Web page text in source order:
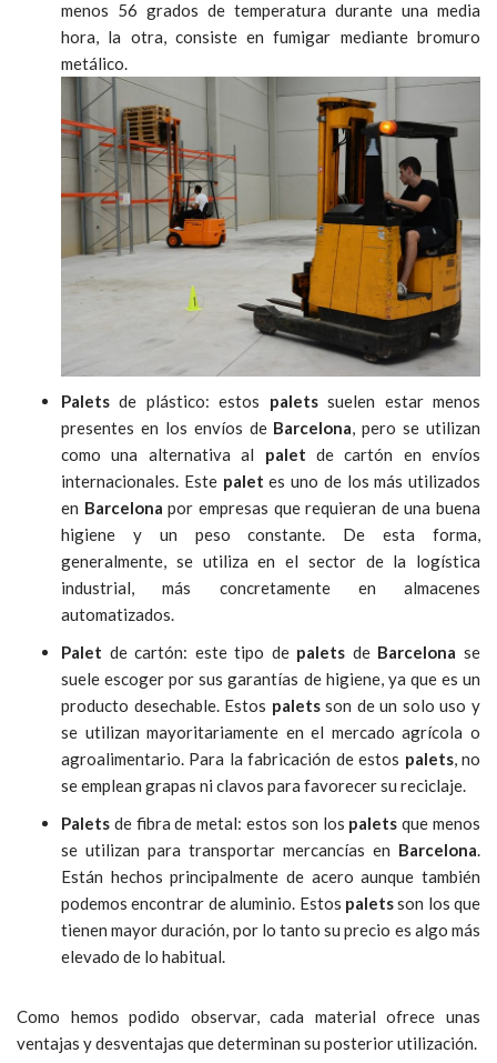
menos 56 grados de temperatura durante una media
hora, la otra, consiste en fumigar mediante bromuro
metálico.
Palets de plástico: estos paletssuelen estar menos
presentes en los envíos de Barcelona, pero se utilizan
como una alternativa al palet de cartón en envíos
internacionales. Este palet es uno de los más utilizados
en Barcelona por empresas que requieran de una buena
higiene y un peso constante. De esta forma,
generalmente, se utiliza en el sector de la logística
industrial, más concretamente en almacenes
automatizados.
Palet de cartón: este tipo de palets de Barcelona se
suele escoger por sus garantías de higiene, ya que es un
producto desechable. Estos paletsson de un solo uso y
se utilizan mayoritariamente en el mercado agrícola o
agroalimentario. Para la fabricación de estos palets, no
se emplean grapas ni clavos para favorecer su reciclaje.
Palets de fibra de metal: estos son los palets que menos
se utilizan para transportar mercancías en Barcelona.
Están hechos principalmente de acero aunque también
podemos encontrar de aluminio. Estos paletsson los que
tienen mayor duración, por lo tanto su precio es algo más
elevado de lo habitual.
Como hemos podido observar, cada material ofrece unas
ventajas y desventajas que determinan su posterior utilización.